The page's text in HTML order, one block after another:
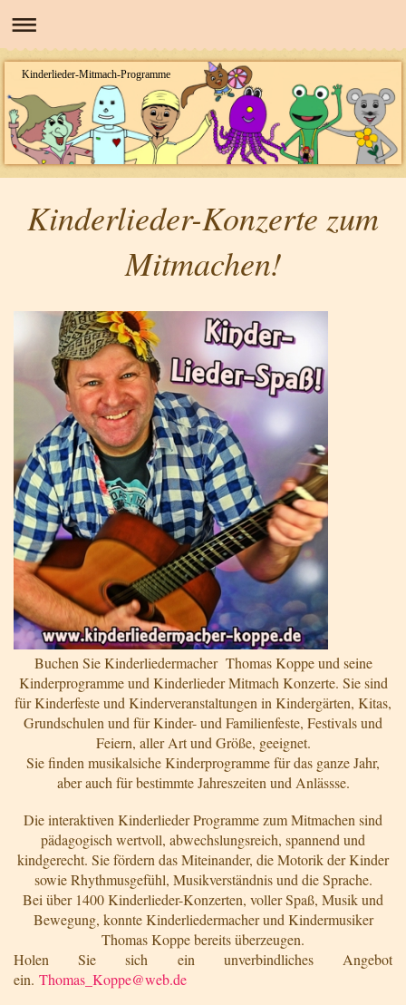
Kinderlieder-Mitmach-Programme
Kinderlieder-Konzerte zum
Mitmachen!
Buchen Sie Kinderliedermacher Thomas Koppe und seine
Kinderprogramme und Kinderlieder Mitmach Konzerte. Sie sind
für Kinderfeste und Kinderveranstaltungen in Kindergärten, Kitas,
Grundschulen und für Kinder- und Familienfeste, Festivals und
Feiern, aller Art und Größe, geeignet.
Sie finden musikalsiche Kinderprogramme für das ganze Jahr,
aber auch für bestimmte Jahreszeiten und Anlässse.
Die interaktiven Kinderlieder Programme zum Mitmachen sind
pädagogisch wertvoll, abwechslungsreich, spannend und
kindgerecht. Sie fördern das Miteinander, die Motorik der Kinder
sowie Rhythmusgefühl, Musikverständnis und die Sprache.
Bei über 1400 Kinderlieder-Konzerten, voller Spaß, Musik und
Bewegung, konnte Kinderliedermacher und Kindermusiker
Thomas Koppe bereits überzeugen.
Holen Sie sich ein unverbindliches Angebot
ein. Thomas_Koppe@web.de